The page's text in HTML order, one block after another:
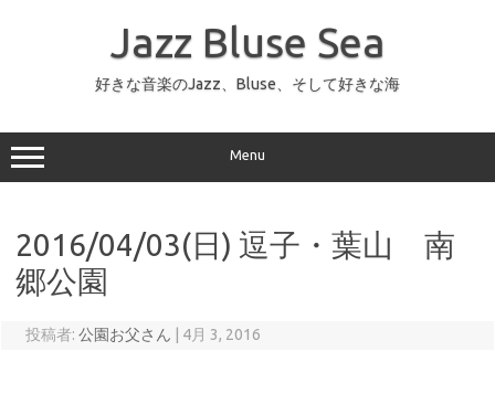
ッ
プ
Jazz Bluse Sea
好きな音楽のJazz、Bluse、そして好きな海
Menu
2016/04/03(日) 逗子・葉山 南
郷公園
投稿者: 公園お父さん 4月 3, 2016